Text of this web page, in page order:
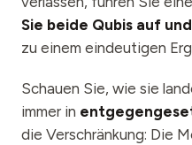
Sie beide Qubis auf
zu einem eindeutigen
Schauen Sie, wie sie
immer in
die Verschränkung: Die